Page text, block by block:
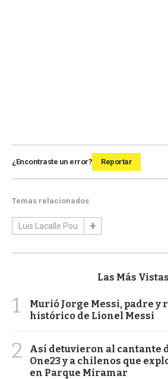
¿Encontraste un error? Reportar
Temas relacionados
Luis Lacalle Pou
Las Más Vistas
1
Murió Jorge Messi, padre y
histórico de Lionel Messi
2
Así detuvieron al cantante
One23 y a chilenos que
en Parque Miramar